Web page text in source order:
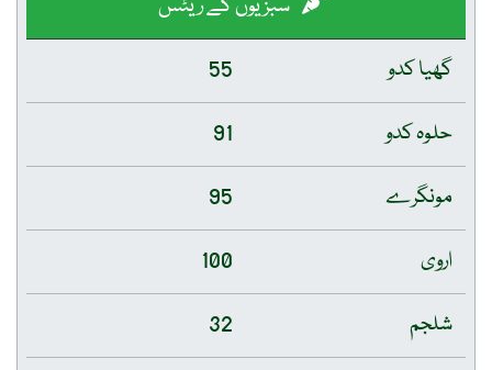
گھیا کدو
55
حلوہ کدو
91
مونگرے
95
اروی
100
شلجم
32